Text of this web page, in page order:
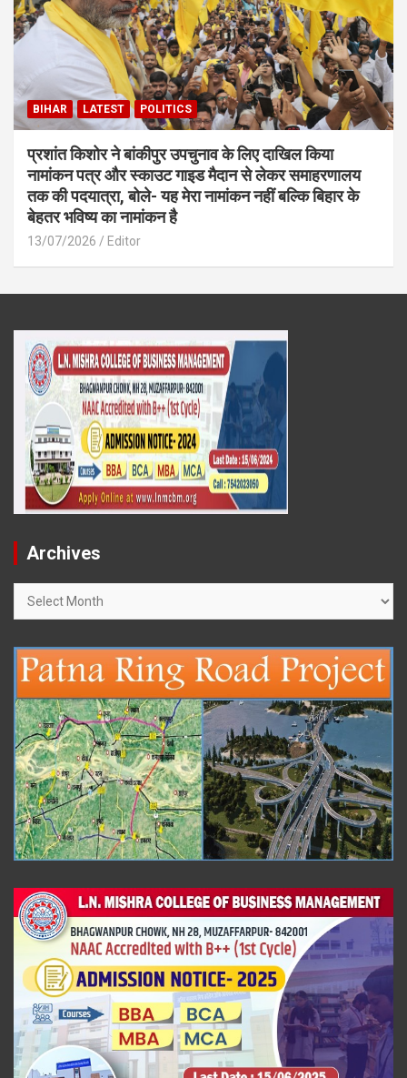
BIHAR LATEST POLITICS
प्रशांत किशोर ने बांकीपुर उपचुनाव के लिए दाखिल किया
नामांकन पत्र और स्काउट गाइड मैदान से लेकर समाहरणालय
तक की पदयात्रा, बोले- यह मेरा नामांकन नहीं बल्कि बिहार के
बेहतर भविष्य का नामांकन है
13/07/2026 Editor
Archives